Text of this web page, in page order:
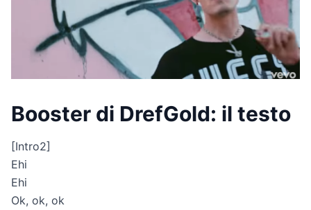
Booster di DrefGold: il testo
[Intro2]
Ehi
Ehi
Ok, ok, ok